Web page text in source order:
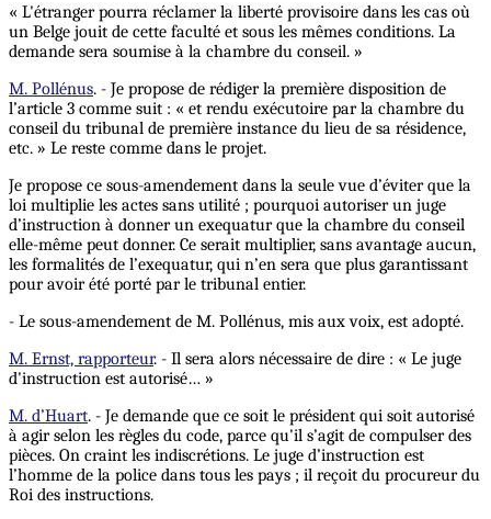
« L'étranger pourra réclamer la liberté provisoire dans les cas où
un Belge jouit de cette faculté et sous les mêmes conditions. La
demande sera soumise à la chambre du conseil. »
M. Pollénus. - Je propose de rédiger la première disposition de
l’article 3 comme suit : « et rendu exécutoire par la chambre du
conseil du tribunal de première instance du lieu de sa résidence,
etc. » Le reste comme dans le projet.
Je propose ce sous-amendement dans la seule vue d’éviter que la
loi multiplie les actes sans utilité ; pourquoi autoriser un juge
d’instruction à donner un exequatur que la chambre du conseil
elle-même peut donner. Ce serait multiplier, sans avantage aucun,
les formalités de l’exequatur, qui n’en sera que plus garantissant
pour avoir été porté par le tribunal entier.
- Le sous-amendement de M. Pollénus, mis aux voix, est adopté.
M. Ernst, rapporteur. - Il sera alors nécessaire de dire : « Le juge
d'instruction est autorisé… »
M. d’Huart. - Je demande que ce soit le président qui soit autorisé
à agir selon les règles du code, parce qu'il s’agit de compulser des
pièces. On craint les indiscrétions. Le juge d’instruction est
l’homme de la police dans tous les pays ; il reçoit du procureur du
Roi des instructions.